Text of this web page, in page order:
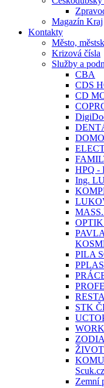
Magazín Kraj
Kontakty
Město,
Krizová čísla
Služby a
CBA
CDS
CD
HPQ -
Ing.
PILA
STK
Scuk.cz
Zemní